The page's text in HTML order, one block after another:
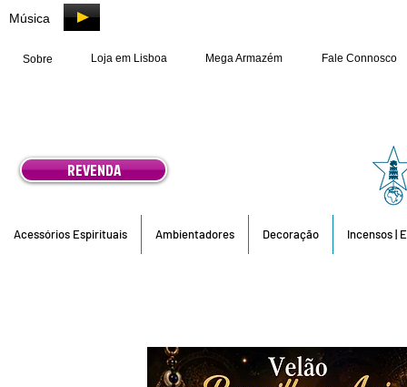
Música
Sobre Loja em Lisboa Mega Armazém Fale Connosco
REVENDA
Acessórios Espirituais Ambientadores Decoração Incensos |